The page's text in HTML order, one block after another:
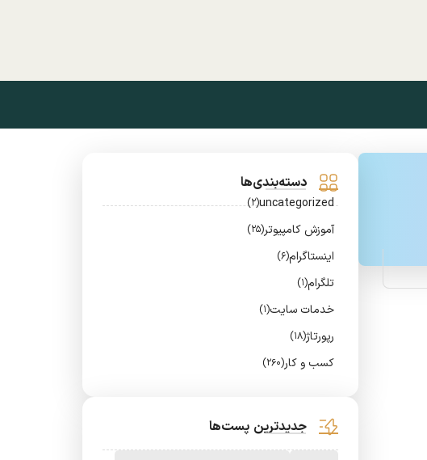
دسته‌بندی‌ها
uncategorized
(2)
آموزش کامپیوتر(25)
اینستاگرام(6)
تلگرام(1)
خدمات سایت(1)
رپورتاژ(18)
کسب و کار(260)
جدیدترین پست‌ها